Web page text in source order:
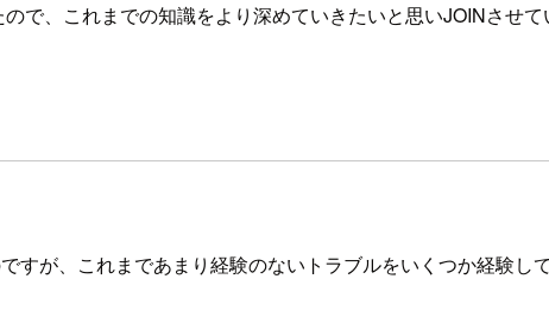
で、これまでの知識をより深めていきたいと思いJOINさせ
すが、これまであまり経験のないトラブルをいくつか経験